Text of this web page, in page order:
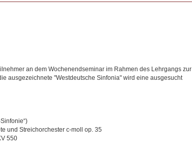
an dem Wochenendseminar im Rahmen des Lehrgangs zur
ausgezeichnete "Westdeutsche Sinfonia" wird eine ausgesucht
und Streichorchester c-moll op. 35
550